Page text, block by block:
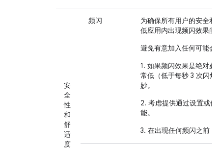
安
全
性
和
舒
适
度
频闪
为确保所有用户的安全和
低应用内出现频闪效果的
避免有意加入任何可能会
1. 如果频闪效果是绝对必
常低（低于每秒 3 次闪烁
妙。
2. 考虑提供通过设置或
能。
3. 在出现任何频闪之前，